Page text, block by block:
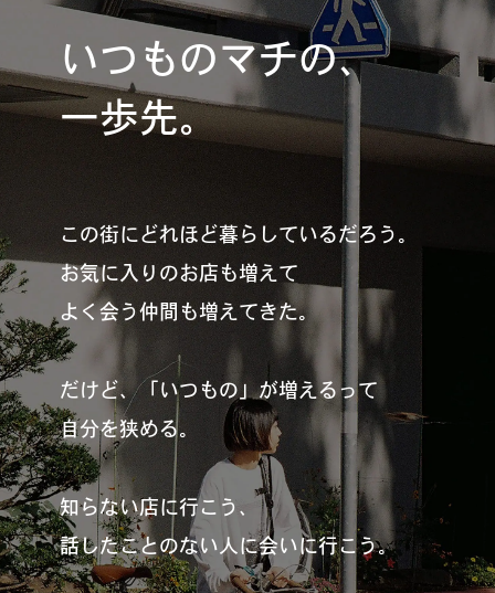
#健康LAND
パイセンの行きつけにつ
#札幌来たら、まずはココ
#僕らの便利酒場
#古着界隈
いつものマチの、
一歩先。
この街にどれほど暮らしているだろう。
お気に入りのお店も増えて
よく会う仲間も増えてきた。
だけど、「いつもの」が増えるって
自分を狭める。
知らない店に行こう、
話したことのない人に会いに行こう。